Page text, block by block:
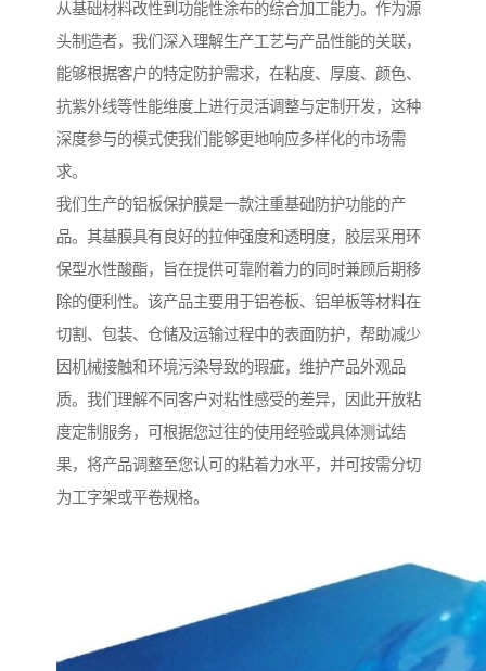
从基础材料改性到功能性涂布的综合加工能力。作为源
头制造者，我们深入理解生产工艺与产品性能的关联，
能够根据客户的特定防护需求，在粘度、厚度、颜色、
抗紫外线等性能维度上进行灵活调整与定制开发，这种
深度参与的模式使我们能够更地响应多样化的市场需
求。
我们生产的铝板保护膜是一款注重基础防护功能的产
品。其基膜具有良好的拉伸强度和透明度，胶层采用环
保型水性酸酯，旨在提供可靠附着力的同时兼顾后期移
除的便利性。该产品主要用于铝卷板、铝单板等材料在
切割、包装、仓储及运输过程中的表面防护，帮助减少
因机械接触和环境污染导致的瑕疵，维护产品外观品
质。我们理解不同客户对粘性感受的差异，因此开放粘
度定制服务，可根据您过往的使用经验或具体测试结
果，将产品调整至您认可的粘着力水平，并可按需分切
为工字架或平卷规格。